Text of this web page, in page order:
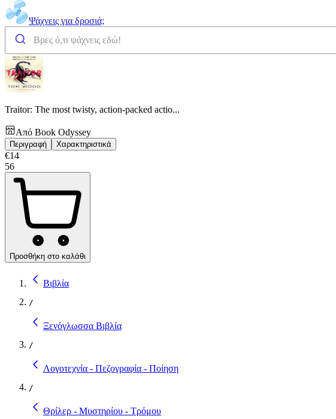
Ψάχνεις για δροσιά;
Traitor: The most twisty, action-packed actio...
Από Book Odyssey
Περιγραφή Χαρακτηριστικά
€14
56
Προσθήκη στο καλάθι
Βιβλία
/
Ξενόγλωσσα Βιβλία
/
Λογοτεχνία - Πεζογραφία - Ποίηση
/
Θρίλερ - Μυστηρίου - Τρόμου